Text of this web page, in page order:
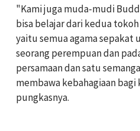
"Kami juga muda-mudi
bisa belajar dari kedua tokoh
yaitu semua agama sepakat
seorang perempuan dan
persamaan dan satu
membawa kebahagiaan
pungkasnya.